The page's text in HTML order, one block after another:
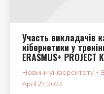
Участь викладачів
кібернетики у
ERASMUS+ PROJECT
Новини університету
April 27, 2023